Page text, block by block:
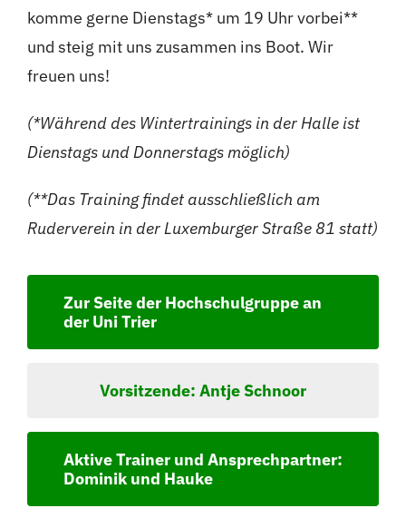
komme gerne Dienstags* um 19 Uhr vorbei**
und steig mit uns zusammen ins Boot. Wir
freuen uns!
(*Während des Wintertrainings in der Halle ist
Dienstags und Donnerstags möglich)
(**Das Training findet ausschließlich am
Ruderverein in der Luxemburger Straße 81 statt)
Zur Seite der Hochschulgruppe an
der Uni Trier
Vorsitzende: Antje Schnoor
Aktive Trainer und Ansprechpartner:
Dominik und Hauke